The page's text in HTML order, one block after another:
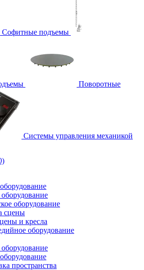
Софитные подъемы
Поворотные
Системы управления механикой
оборудование
сцены
и кресла
оборудование
пространства